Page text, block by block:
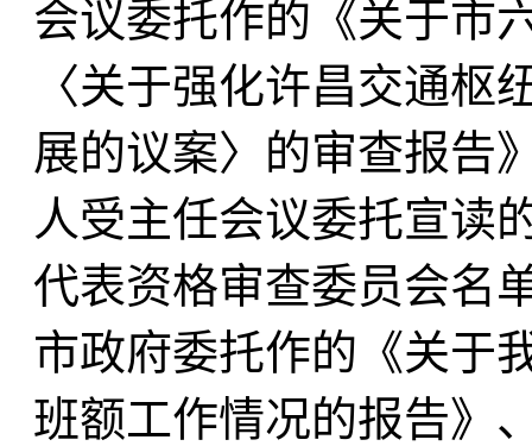
会议委托作的《关于市
〈关于强化许昌交通枢
展的议案〉的审查报告
人受主任会议委托宣读
代表资格审查委员会名
市政府委托作的《关于
班额工作情况的报告》